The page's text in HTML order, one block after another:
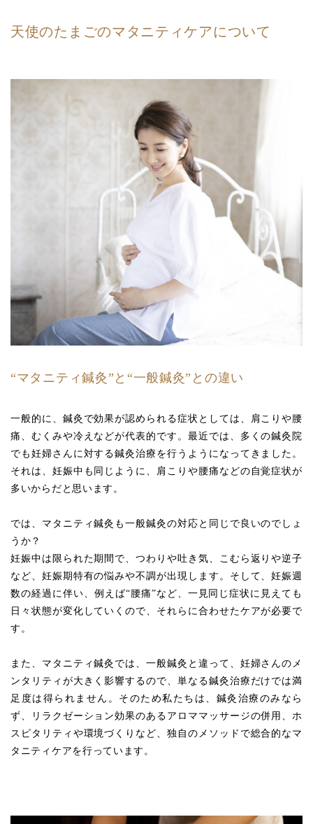
天使のたまごのマタニティケアについて
“マタニティ鍼灸”と“一般鍼灸”との違い
一般的に、鍼灸で効果が認められる症状としては、肩こりや腰
痛、むくみや冷えなどが代表的です。最近では、多くの鍼灸院
でも妊婦さんに対する鍼灸治療を行うようになってきました。
それは、妊娠中も同じように、肩こりや腰痛などの自覚症状が
多いからだと思います。
では、マタニティ鍼灸も一般鍼灸の対応と同じで良いのでしょ
うか？
妊娠中は限られた期間で、つわりや吐き気、こむら返りや逆子
など、妊娠期特有の悩みや不調が出現します。そして、妊娠週
数の経過に伴い、例えば“腰痛”など、一見同じ症状に見えても
日々状態が変化していくので、それらに合わせたケアが必要で
す。
また、マタニティ鍼灸では、一般鍼灸と違って、妊婦さんのメ
ンタリティが大きく影響するので、単なる鍼灸治療だけでは満
足度は得られません。そのため私たちは、鍼灸治療のみなら
ず、リラクゼーション効果のあるアロママッサージの併用、ホ
スピタリティや環境づくりなど、独自のメソッドで総合的なマ
タニティケアを行っています。